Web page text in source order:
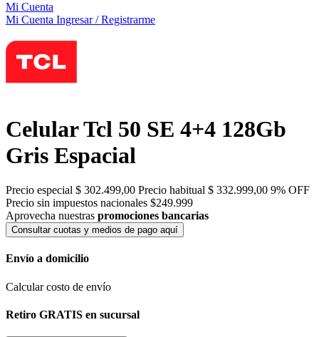
Mi Cuenta
Mi Cuenta Ingresar / Registrarme
Celular Tcl 50 SE 4+4 128Gb
Gris Espacial
Precio especial $ 302.499,00 Precio habitual $ 332.999,00 9% OFF
Precio sin impuestos nacionales $249.999
Aprovecha nuestras promociones bancarias
Consultar cuotas y medios de pago aquí
Envío a domicilio
Calcular costo de envío
Retiro GRATIS en sucursal